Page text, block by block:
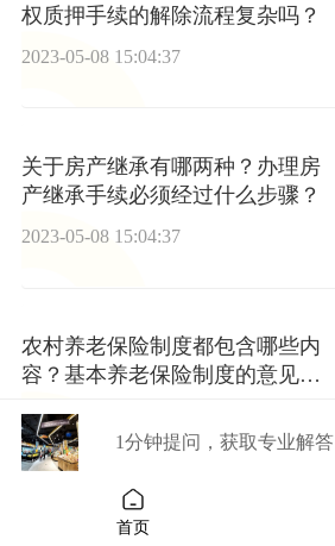
权质押手续的解除流程复杂吗？
2023-05-08 15:04:37
关于房产继承有哪两种？办理房
产继承手续必须经过什么步骤？
2023-05-08 15:04:37
农村养老保险制度都包含哪些内
容？基本养老保险制度的意见第
2023-05-08 15:04:37
辞职以后保险怎么办？辞职后五
1分钟提问，获取专业解答
首页